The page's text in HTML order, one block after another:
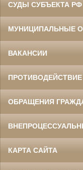
СУДЫ СУБЪЕКТА РФ
МУНИЦИПАЛЬНЫЕ
ВАКАНСИИ
ОБРАЩЕНИЯ
КАРТА САЙТА